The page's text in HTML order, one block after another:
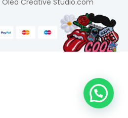
Olea Creative Studio.com